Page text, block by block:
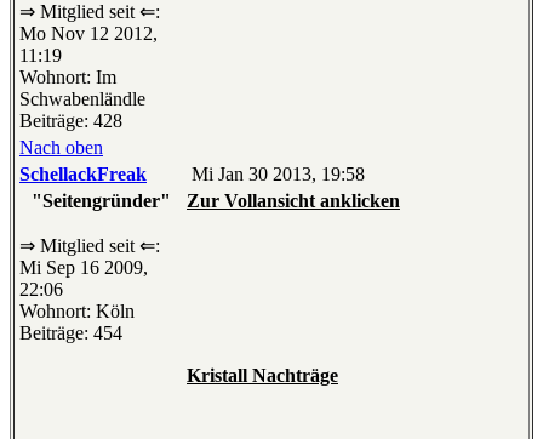
⇒ Mitglied seit ⇐:
Mo Nov 12 2012,
11:19
Wohnort: Im
Schwabenländle
Beiträge: 428
Nach oben
SchellackFreak
Mi Jan 30 2013, 19:58
"Seitengründer"
⇒ Mitglied seit ⇐:
Mi Sep 16 2009,
22:06
Wohnort: Köln
Beiträge: 454
Zur Vollansicht anklicken
Kristall Nachträge